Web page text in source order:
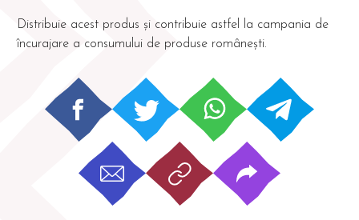
Distribuie acest produs și contribuie astfel la campania de
încurajare a consumului de produse românești.